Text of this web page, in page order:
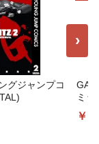
グジャンプコ
ミッ
￥
›